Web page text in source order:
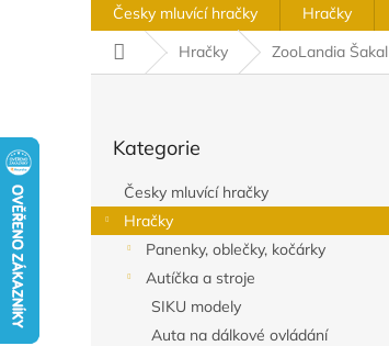
Česky mluvící hračky Hračky
Domů
Hračky ZooLandia Šakal
a
n
kategorie
Kategorie
Česky mluvící hračky
Hračky
Panenky, oblečky, kočárky
Autíčka a stroje
SIKU modely
Auta na dálkové ovládání